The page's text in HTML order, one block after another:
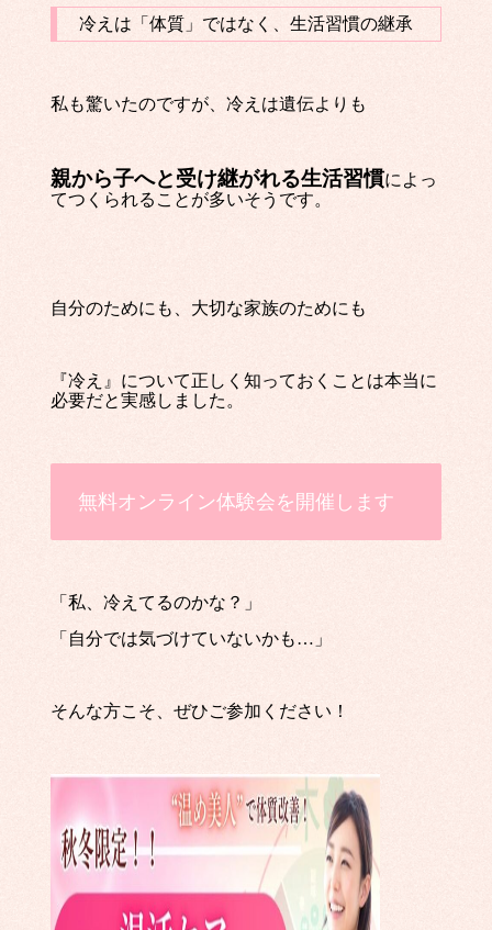
冷えは「体質」ではなく、生活習慣の継承
私も驚いたのですが、冷えは遺伝よりも
親から子へと受け継がれる生活習慣によっ
てつくられることが多いそうです。
自分のためにも、大切な家族のためにも
『冷え』について正しく知っておくことは本当に
必要だと実感しました。
無料オンライン体験会を開催します
「私、冷えてるのかな？」
「自分では気づけていないかも…」
そんな方こそ、ぜひご参加ください！